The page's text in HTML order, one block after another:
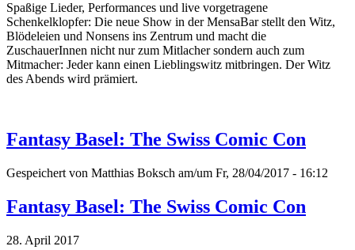
Spaßige Lieder, Performances und live vorgetragene
Schenkelklopfer: Die neue Show in der MensaBar stellt den Witz,
Blödeleien und Nonsens ins Zentrum und macht die
ZuschauerInnen nicht nur zum Mitlacher sondern auch zum
Mitmacher: Jeder kann einen Lieblingswitz mitbringen. Der Witz
des Abends wird prämiert.
Fantasy Basel: The Swiss Comic Con
Gespeichert von Matthias Boksch am/um Fr, 28/04/2017 - 16:12
Fantasy Basel: The Swiss Comic Con
28. April 2017